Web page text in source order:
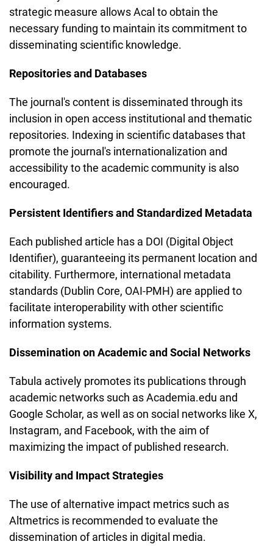
strategic measure allows Acal to obtain the
necessary funding to maintain its commitment to
disseminating scientific knowledge.
Repositories and Databases
The journal's content is disseminated through its
inclusion in open access institutional and thematic
repositories. Indexing in scientific databases that
promote the journal's internationalization and
accessibility to the academic community is also
encouraged.
Persistent Identifiers and Standardized Metadata
Each published article has a DOI (Digital Object
Identifier), guaranteeing its permanent location and
citability. Furthermore, international metadata
standards (Dublin Core, OAI-PMH) are applied to
facilitate interoperability with other scientific
information systems.
Dissemination on Academic and Social Networks
Tabula actively promotes its publications through
academic networks such as Academia.edu and
Google Scholar, as well as on social networks like X,
Instagram, and Facebook, with the aim of
maximizing the impact of published research.
Visibility and Impact Strategies
The use of alternative impact metrics such as
Altmetrics is recommended to evaluate the
dissemination of articles in digital media.